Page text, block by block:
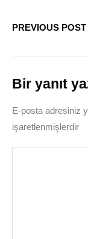
PREVIOUS POST
Bir yanıt
E-posta adresiniz
işaretlenmişlerdir